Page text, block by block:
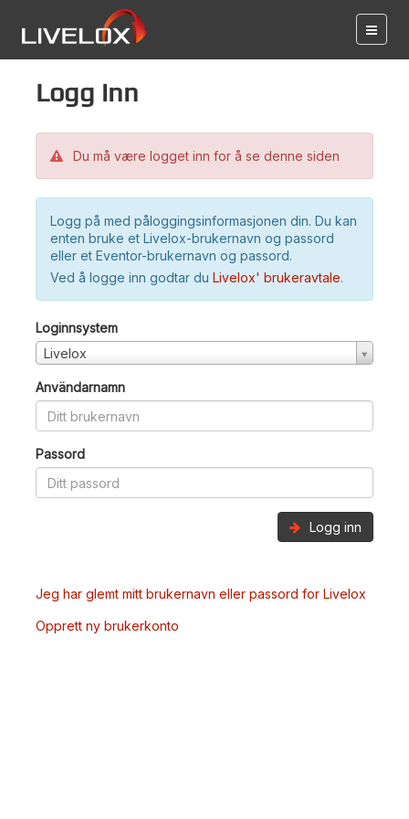
Logg inn
Du må være logget inn for å se denne siden
Logg på med påloggingsinformasjonen din. Du kan
enten bruke et Livelox-brukernavn og passord
eller et Eventor-brukernavn og passord.
Ved å logge inn godtar du Livelox' brukeravtale.
Loginnsystem
Livelox
Användarnamn
Passord
Logg inn
Jeg har glemt mitt brukernavn eller passord for Livelox
Opprett ny brukerkonto